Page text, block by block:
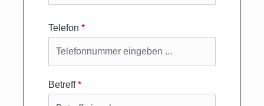
Telefon *
Betreff*